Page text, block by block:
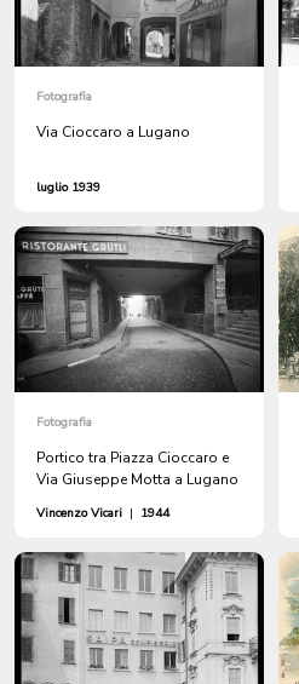
Fotografia
Via Cioccaro a Lugano
luglio 1939
Fotografia
Portico tra Piazza Cioccaro e
Via Giuseppe Motta a Lugano
Vincenzo Vicari | 1944